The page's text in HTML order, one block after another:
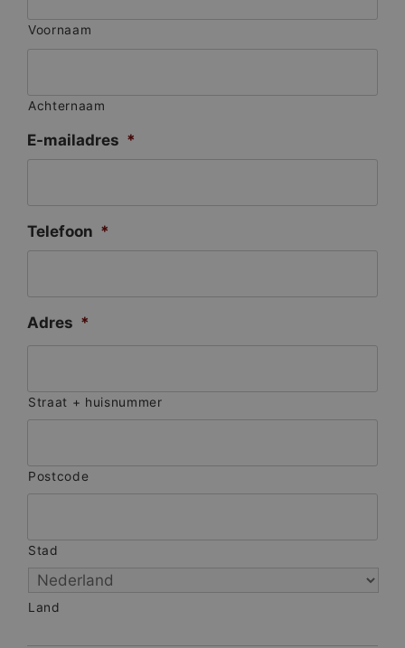
Voornaam
Achternaam
E-mailadres *
Telefoon *
Adres *
Straat + huisnummer
Postcode
Stad
Land